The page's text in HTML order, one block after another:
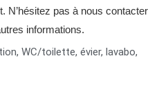
N’hésitez pas à nous contacter
informations.
WC/toilette, évier, lavabo,